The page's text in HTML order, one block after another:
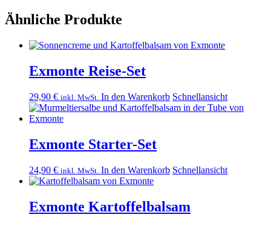
Ähnliche Produkte
Exmonte Reise-Set
29,90 € inkl. MwSt. In den Warenkorb Schnellansicht
Exmonte Starter-Set
24,90 € inkl. MwSt. In den Warenkorb Schnellansicht
Exmonte Kartoffelbalsam